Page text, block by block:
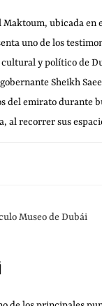
Maktoum, ubicada
uno de los
y político de
Sheikh
del emirato durante
al recorrer sus